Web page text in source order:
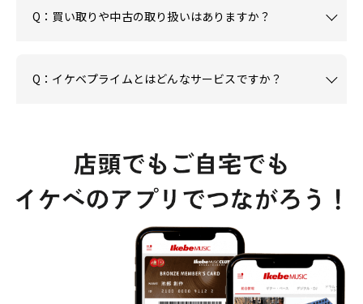
Q：買い取りや中古の取り扱いはありますか？
Q：イケベプライムとはどんなサービスですか？